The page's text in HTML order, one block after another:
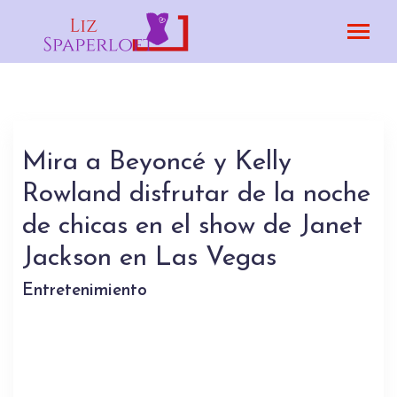
Mira a Beyoncé y Kelly
Rowland disfrutar de la noche
de chicas en el show de Janet
Jackson en Las Vegas
Entretenimiento